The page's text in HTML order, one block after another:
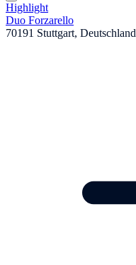
Highlight
Duo Forzarello
70191 Stuttgart, Deutschland